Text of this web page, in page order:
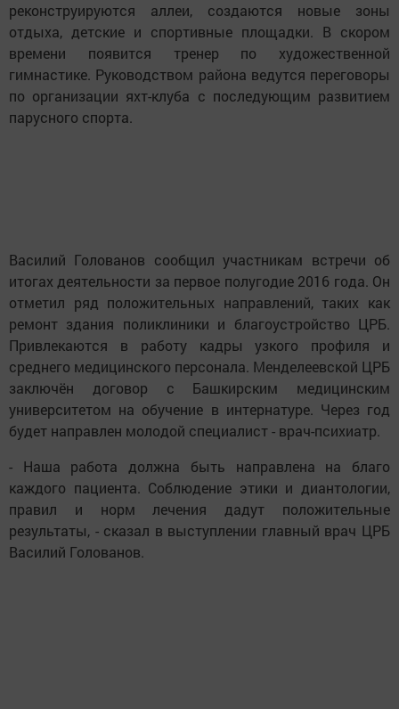
реконструируются аллеи, создаются новые зоны
отдыха, детские и спортивные площадки. В скором
времени появится тренер по художественной
гимнастике. Руководством района ведутся переговоры
по организации яхт-клуба с последующим развитием
парусного спорта.
Василий Голованов сообщил участникам встречи об
итогах деятельности за первое полугодие 2016 года. Он
отметил ряд положительных направлений, таких как
ремонт здания поликлиники и благоустройство ЦРБ.
Привлекаются в работу кадры узкого профиля и
среднего медицинского персонала. Менделеевской ЦРБ
заключён договор с Башкирским медицинским
университетом на обучение в интернатуре. Через год
будет направлен молодой специалист - врач-психиатр.
- Наша работа должна быть направлена на благо
каждого пациента. Соблюдение этики и диантологии,
правил и норм лечения дадут положительные
результаты, - сказал в выступлении главный врач ЦРБ
Василий Голованов.